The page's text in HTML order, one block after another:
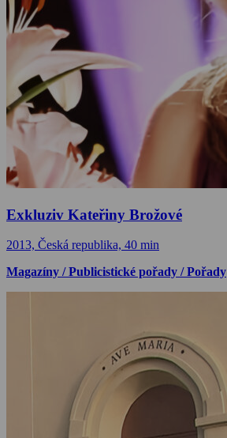
Exkluziv Kateřiny Brožové
2013, Česká republika, 40 min
Magazíny / Publicistické pořady / Pořady